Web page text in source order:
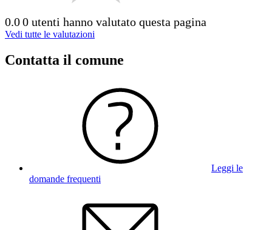
0.00 utenti hanno valutato questa pagina
Vedi tutte le valutazioni
Contatta il comune
Leggi le
domande frequenti